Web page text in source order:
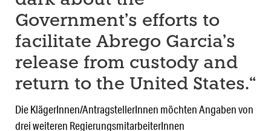
Government’s efforts to
facilitate Abrego Garcia’s
release from custody and
return to the United States.“
Die KlägerInnen/AntragstellerInnen möchten Angaben von
drei weiteren RegierungsmitarbeiterInnen